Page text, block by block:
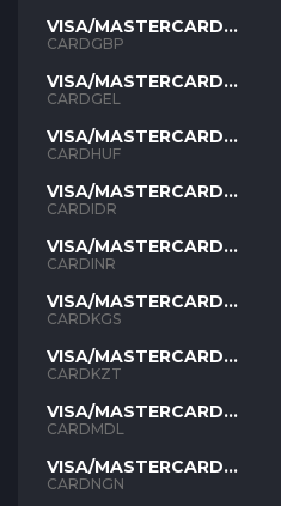
VISA/MASTERCARD
GBP
CARDGBP
VISA/MASTERCARD
GEL
CARDGEL
VISA/MASTERCARD
HUF
CARDHUF
VISA/MASTERCARD
IDR
CARDIDR
VISA/MASTERCARD
INR
CARDINR
VISA/MASTERCARD
KGS
CARDKGS
VISA/MASTERCARD
KZT
CARDKZT
VISA/MASTERCARD
MDL
CARDMDL
VISA/MASTERCARD
NGN
CARDNGN